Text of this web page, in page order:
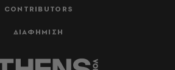
CONTRIBUTORS
ΔΙΑΦΗΜΙΣΗ